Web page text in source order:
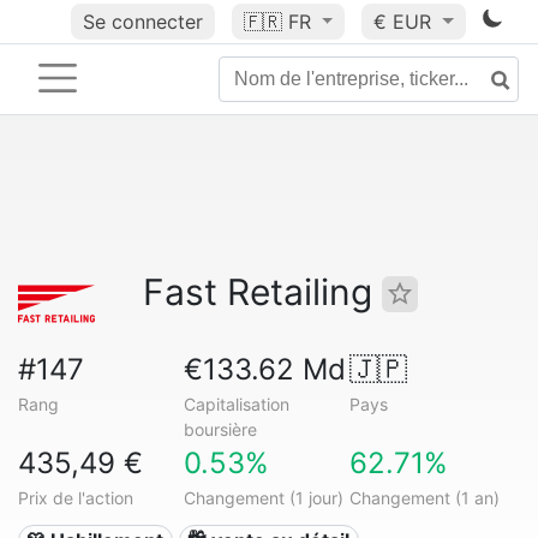
Se connecter 🇫🇷 FR € EUR
Fast Retailing
#147
Rang
€133.62 Md
Capitalisation
boursière
🇯🇵
Pays
435,49 €
Prix de l'action
0.53%
Changement (1 jour)
62.71%
Changement (1 an)